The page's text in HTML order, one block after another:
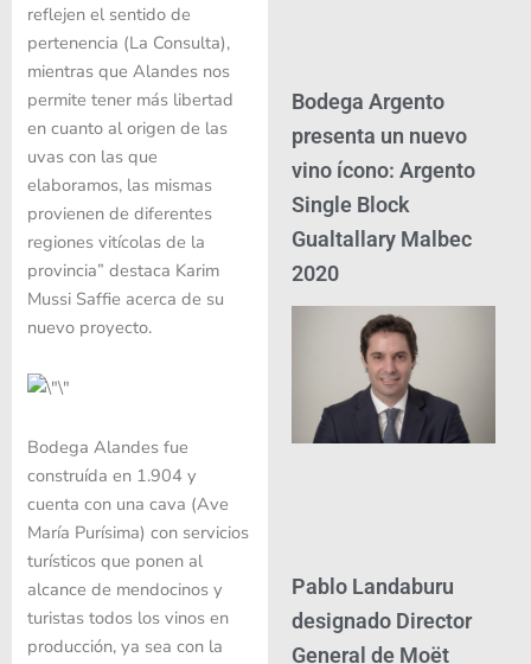
reflejen el sentido de
pertenencia (La Consulta),
mientras que Alandes nos
permite tener más libertad
en cuanto al origen de las
uvas con las que
elaboramos, las mismas
provienen de diferentes
regiones vitícolas de la
provincia” destaca Karim
Mussi Saffie acerca de su
nuevo proyecto.
Bodega Alandes fue
construída en 1.904 y
cuenta con una cava (Ave
María Purísima) con servicios
turísticos que ponen al
alcance de mendocinos y
turistas todos los vinos en
producción, ya sea con la
Bodega Argento
presenta un nuevo
vino ícono: Argento
Single Block
Gualtallary Malbec
2020
Pablo Landaburu
designado Director
General de Moët